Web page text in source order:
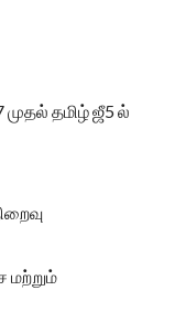
தமிழ் ஜீ5 ல்
மற்றும்